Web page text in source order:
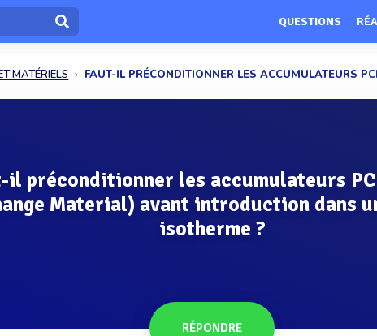
QUESTIONS
MATÉRIELS FAUT-IL PRÉCONDITIONNER LES ACCUMULATEURS
il préconditionner les accumulateurs
Material) avant introduction dans
isotherme ?
RÉPONDRE